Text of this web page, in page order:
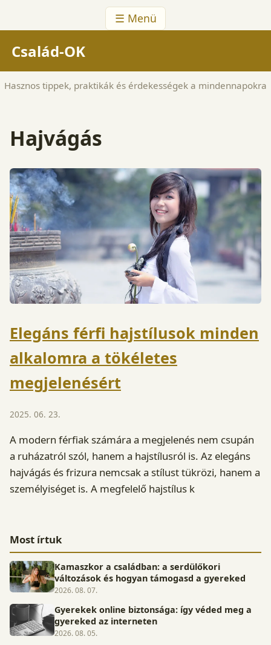
☰ Menü
Család-OK
Hasznos tippek, praktikák és érdekességek a mindennapokra
Hajvágás
Elegáns férfi hajstílusok minden
alkalomra a tökéletes
megjelenésért
2025. 06. 23.
A modern férfiak számára a megjelenés nem csupán
a ruházatról szól, hanem a hajstílusról is. Az elegáns
hajvágás és frizura nemcsak a stílust tükrözi, hanem a
személyiséget is. A megfelelő hajstílus k
Most írtuk
Kamaszkor a családban: a serdülőkori
változások és hogyan támogasd a gyereked
2026. 08. 07.
Gyerekek online biztonsága: így véded meg a
gyereked az interneten
2026. 08. 05.